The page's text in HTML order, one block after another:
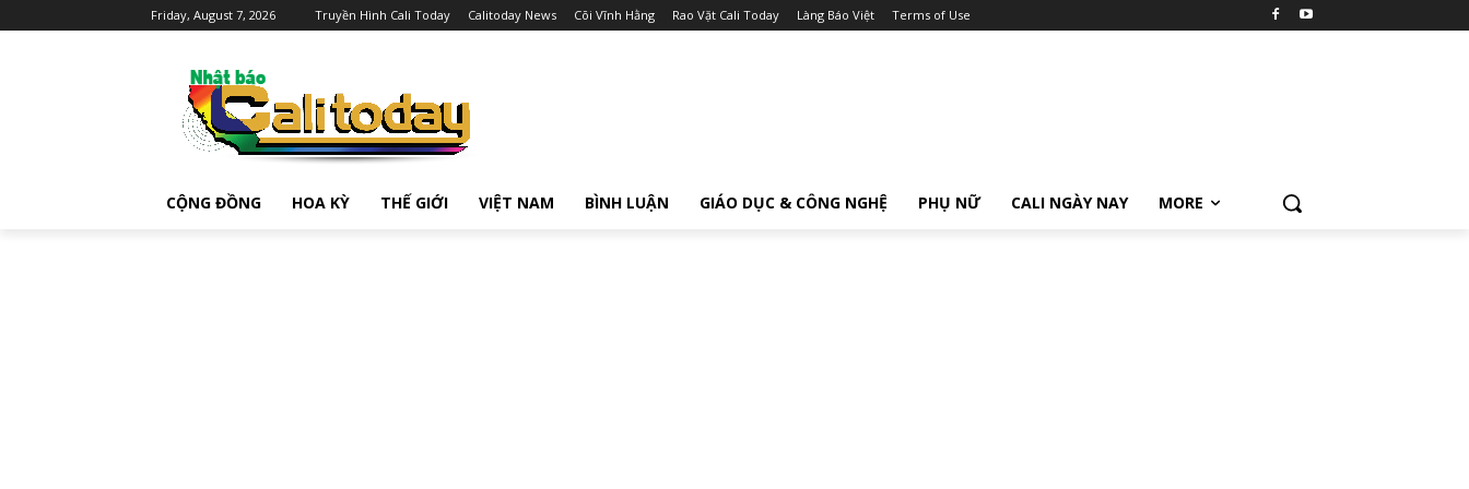
Friday, August 7, 2026 Truyền Hình Cali Today Calitoday News Cõi Vĩnh Hằng Rao Vặt Cali Today Làng Báo Việt Terms of Use
CỘNG ĐỒNG HOA KỲ THẾ GIỚI VIỆT NAM BÌNH LUẬN GIÁO DỤC & CÔNG NGHỆ PHỤ NỮ CALI NGÀY NAY MORE